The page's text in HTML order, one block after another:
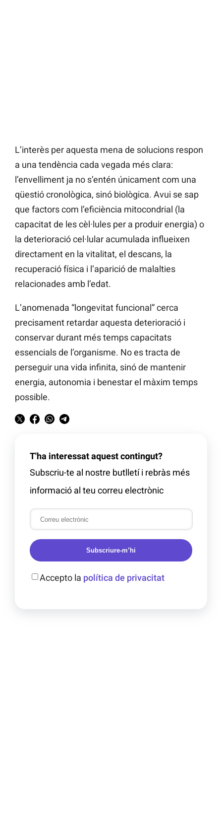
L’interès per aquesta mena de solucions respon
a una tendència cada vegada més clara:
l’envelliment ja no s’entén únicament com una
qüestió cronològica, sinó biològica. Avui se sap
que factors com l’eficiència mitocondrial (la
capacitat de les cèl·lules per a produir energia) o
la deterioració cel·lular acumulada influeixen
directament en la vitalitat, el descans, la
recuperació física i l’aparició de malalties
relacionades amb l’edat.
L’anomenada “longevitat funcional” cerca
precisament retardar aquesta deterioració i
conservar durant més temps capacitats
essencials de l’organisme. No es tracta de
perseguir una vida infinita, sinó de mantenir
energia, autonomia i benestar el màxim temps
possible.
T'ha interessat aquest contingut?
Subscriu-te al nostre butlletí i rebràs més
informació al teu correu electrònic
Subscriure-m’hi
Accepto la política de privacitat